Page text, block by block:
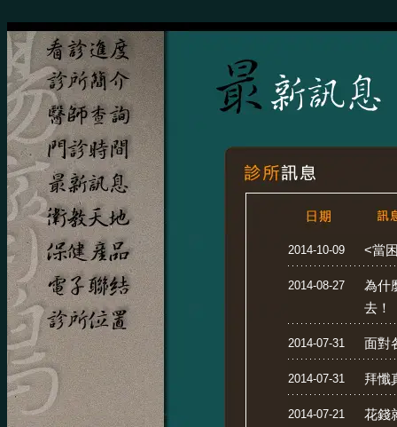
2014-10-09 <當
2014-08-27
為什
去！
2014-07-31 面對
2014-07-31 拜懺
2014-07-21 花錢